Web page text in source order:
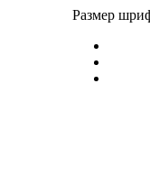
Размер